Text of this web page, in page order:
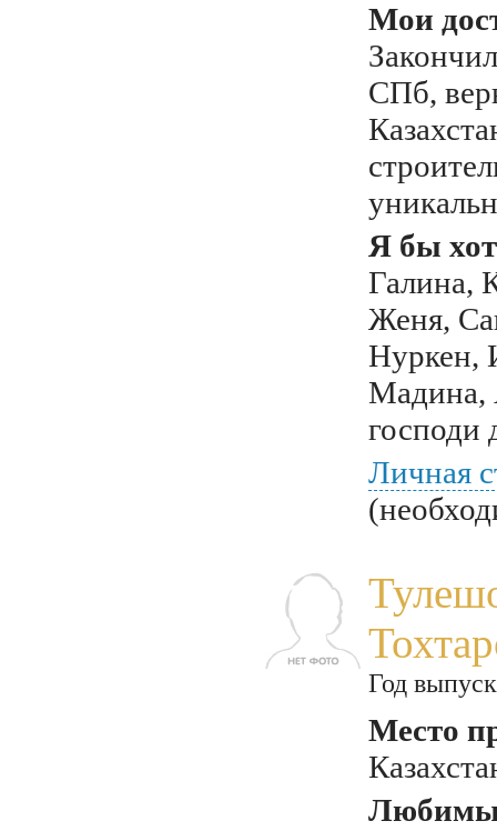
Мои
СПб,
Я бы
Галина,
Женя,
Нуркен,
Мадина,
господи
Личная
Год
Место